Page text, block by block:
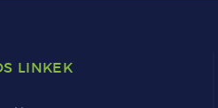
LINKEK